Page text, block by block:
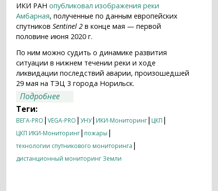
ИКИ РАНопубликовал изображения реки
Амбарная, полученные по данным европейских
спутниковSentinel 2 в конце мая — первой
половине июня 2020 г.
По ним можно судить о динамике развития
ситуации в нижнем течении реки и ходе
ликвидации последствий аварии, произошедшей
29 мая на ТЭЦ 3 города Норильск.
Подробнее
Теги:
ВЕГА-PRO |VEGA-PRO |УНУ| ИКИ-Мониторинг| ЦКП |
ЦКП ИКИ-Мониторинг| пожары |
технологии спутникового мониторинга |
дистанционный мониторинг Земли